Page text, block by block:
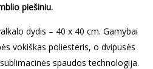
piešiniu.
dydis – 40 x 40 cm. Gamybai
vokiškas poliesteris, o dvipusės
spaudos technologija.